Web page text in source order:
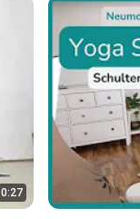
0:27